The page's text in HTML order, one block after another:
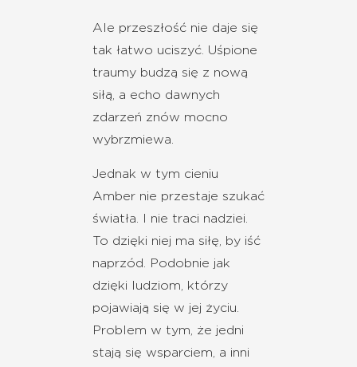
Ale przeszłość nie daje się
tak łatwo uciszyć. Uśpione
traumy budzą się z nową
siłą, a echo dawnych
zdarzeń znów mocno
wybrzmiewa.
Jednak w tym cieniu
Amber nie przestaje szukać
światła. I nie traci nadziei.
To dzięki niej ma siłę, by iść
naprzód. Podobnie jak
dzięki ludziom, którzy
pojawiają się w jej życiu.
Problem w tym, że jedni
stają się wsparciem, a inni